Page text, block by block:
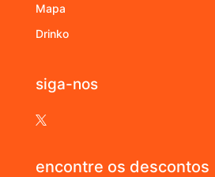
Mapa
Drinko
siga-nos

encontre os descontos